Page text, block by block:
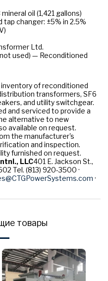
oil (1,421 gallons)
changer: ±5% in 2.5%
Ltd.
used) — Reconditioned
of reconditioned
transformers, SF6
and utility switchgear.
and serviced to provide a
alternative to new
available on request.
the manufacturer's
and inspection.
furnished on request.
LLC401 E. Jackson St.,
Tel. (813) 920-3500 ·
·
товары